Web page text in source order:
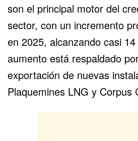
son el principal motor del
sector, con un incremento
en 2025, alcanzando casi
aumento está respaldado
exportación de nuevas
Plaquemines LNG y Corpus